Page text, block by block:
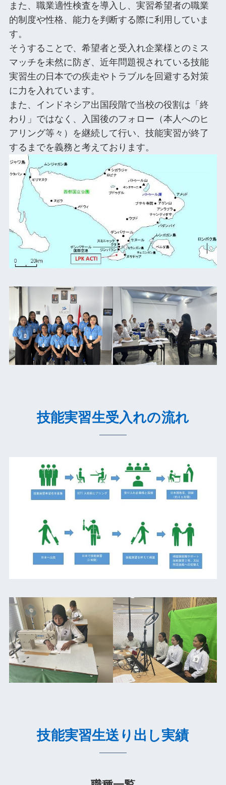
また、職業適性検査を導入し、実習希望者の職業
的制度や性格、能力を判断する際に利用していま
す。
そうすることで、希望者と受入れ企業様とのミス
マッチを未然に防ぎ、近年問題視されている技能
実習生の日本での疾走やトラブルを回避する対策
に力を入れています。
また、インドネシア出国段階で当校の役割は「終
わり」ではなく、入国後のフォロー（本人へのヒ
アリング等々）を継続して行い、技能実習が終了
するまでを義務と考えております。
技能実習生受入れの流れ
技能実習生送り出し実績